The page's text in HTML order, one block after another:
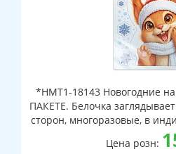
*НМТ1-18143 Новогодние
ПАКЕТЕ. Белочка
сторон, многоразовые, в
с европодвесом и
Цена розн: